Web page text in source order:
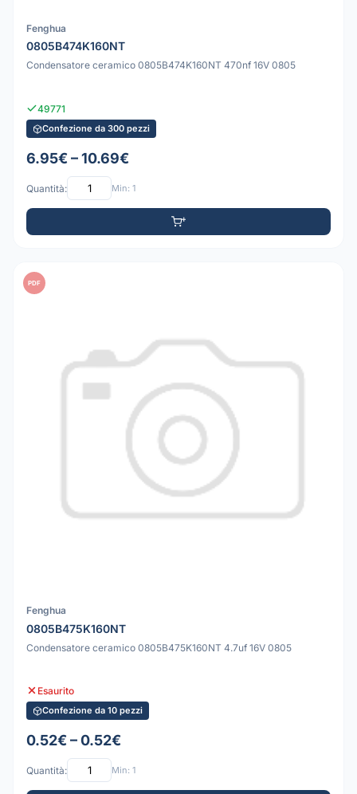
Fenghua
0805B474K160NT
Condensatore ceramico 0805B474K160NT 470nf 16V 0805
49771
Confezione da 300 pezzi
6.95€ – 10.69€
Quantità: Min: 1
PDF
Fenghua
0805B475K160NT
Condensatore ceramico 0805B475K160NT 4.7uf 16V 0805
Esaurito
Confezione da 10 pezzi
0.52€ – 0.52€
Quantità: Min: 1